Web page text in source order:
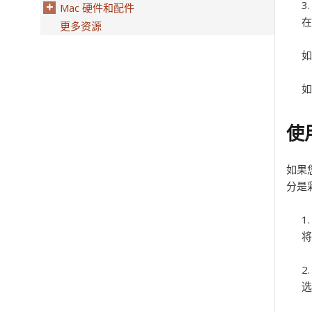
使
如果
分是
Mac 硬件和配件
更多资源